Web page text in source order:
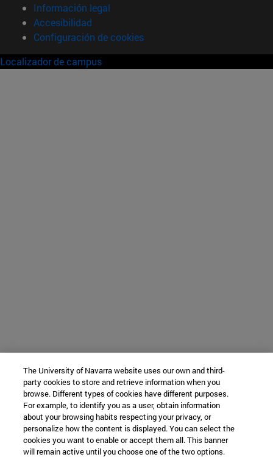
Información legal
Accesibilidad
Configuración de cookies
Localizador de campus
The University of Navarra website uses our own and third-
party cookies to store and retrieve information when you
browse. Different types of cookies have different purposes.
For example, to identify you as a user, obtain information
about your browsing habits respecting your privacy, or
personalize how the content is displayed. You can select the
cookies you want to enable or accept them all. This banner
will remain active until you choose one of the two options.